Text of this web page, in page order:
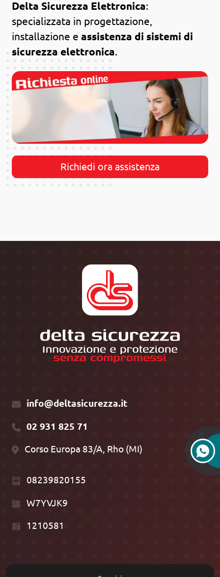
Delta Sicurezza Elettronica:
specializzata in progettazione,
installazione e assistenza di sistemi di
sicurezza elettronica.
Richiedi ora assistenza
info@deltasicurezza.it
02 931 825 71
Corso Europa 83/A, Rho (MI)
08239820155
W7YVJK9
1210581